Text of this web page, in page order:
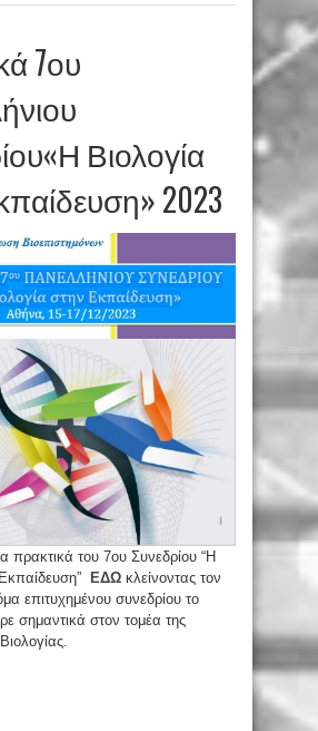
7ου
Βιολογία
2023
πρακτικά του 7ου Συνεδρίου “Η
ΕΔΩ κλείνοντας τον
επιτυχημένου συνεδρίου το
σημαντικά στον τομέα της